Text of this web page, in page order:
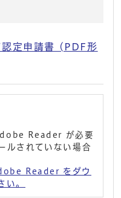
認定申請書 (PDF形
Reader が必要
ルされていない場合
Reader をダウ
い。